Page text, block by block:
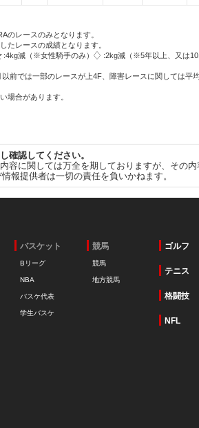
のレースのみとなります。
たレースの成績となります。
:4kg減（※女性騎手のみ）
:2kg減（※5年以上、又は
前では一部のレースが上4F、障害レースに関しては平
場合があります。
確認してください。
容に関しては万全を期しておりますが、その
報提供者は一切の責任を負いかねます。
バスケット
Bリーグ
NBA
バスケ代表
学生バスケ
競馬
競馬
地方競馬
ゴルフ
テニス
格闘技
NFL